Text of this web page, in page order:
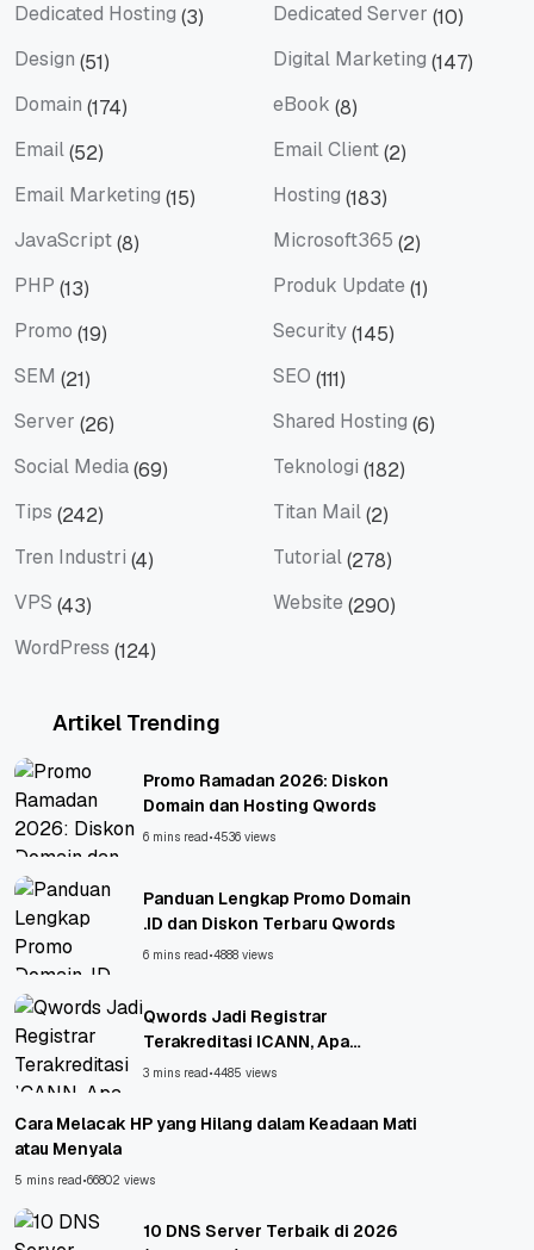
Dedicated Hosting (3) Dedicated Server (10)
Design (51) Digital Marketing (147)
Domain (174) eBook (8)
Email(52) Email Client(2)
Email Marketing (15) Hosting (183)
JavaScript(8) Microsoft365 (2)
PHP (13) Produk Update (1)
Promo (19) Security(145)
SEM (21) SEO (111)
Server (26) Shared Hosting (6)
Social Media(69) Teknologi (182)
Tips (242) Titan Mail(2)
Tren Industri (4) Tutorial(278)
VPS (43) Website (290)
WordPress (124)
Artikel Trending
Promo Ramadan 2026: Diskon
Domain dan Hosting Qwords
6 mins read•4536 views
Panduan Lengkap Promo Domain
.ID dan Diskon Terbaru Qwords
6 mins read•4888 views
Qwords Jadi Registrar
Terakreditasi ICANN, Apa
Untungnya?
3 mins read•4485 views
Cara Melacak HP yang Hilang dalam Keadaan Mati
atau Menyala
5 mins read•66802 views
10 DNS Server Terbaik di 2026